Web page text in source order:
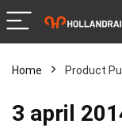
Home Product
‎3 april